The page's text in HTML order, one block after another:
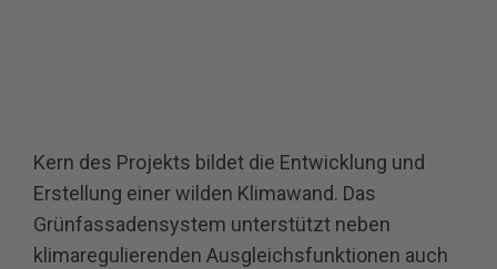
Kern des Projekts bildet die Entwicklung und
Erstellung einer wilden Klimawand. Das
Grünfassadensystem unterstützt neben
klimaregulierenden Ausgleichsfunktionen auch